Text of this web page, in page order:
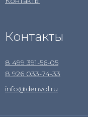
Контакты
8 499 391-56-05
8 926 033-74-33
info@denvol.ru